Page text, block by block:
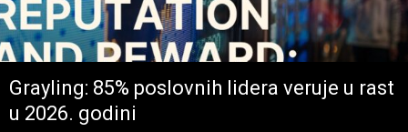
Grayling: 85% poslovnih lidera veruje u rast
u 2026. godini